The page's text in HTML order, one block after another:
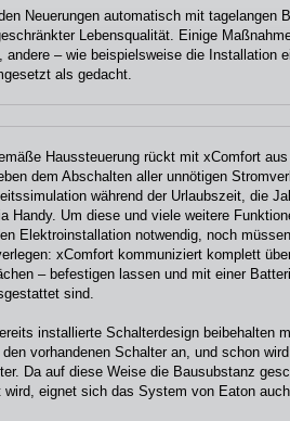
Neuerungen automatisch mit tagelangen
Lebensqualität. Einige
andere – wie beispielsweise die Installation
als gedacht.
Haussteuerung rückt mit xComfort
dem Abschalten aller unnötigen
während der Urlaubszeit, die
Handy. Um diese und viele weitere
Elektroinstallation notwendig, noch
xComfort kommuniziert komplett
– befestigen lassen und mit einer
sind.
installierte Schalterdesign beibehalten
vorhandenen Schalter an, und schon
Da auf diese Weise die Bausubstanz
wird, eignet sich das System von Eaton